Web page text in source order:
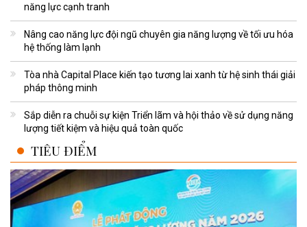
năng lực cạnh tranh
Nâng cao năng lực đội ngũ chuyên gia năng lượng về tối ưu hóa
hệ thống làm lạnh
Tòa nhà Capital Place kiến tạo tương lai xanh từ hệ sinh thái giải
pháp thông minh
Sắp diễn ra chuỗi sự kiện Triển lãm và hội thảo về sử dụng năng
lượng tiết kiệm và hiệu quả toàn quốc
TIÊU ĐIỂM